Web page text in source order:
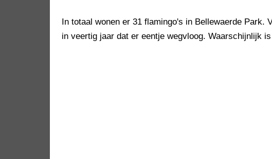
In totaal wonen er 31 flamingo's in Bellewaerde
in veertig jaar dat er eentje wegvloog. Waarschijnlijk